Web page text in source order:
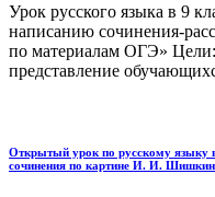
Урок русского языка в 9
написанию сочинения-
по материалам ОГЭ»
представление
Открытый урок по русскому языку
сочинения по картине И. И.